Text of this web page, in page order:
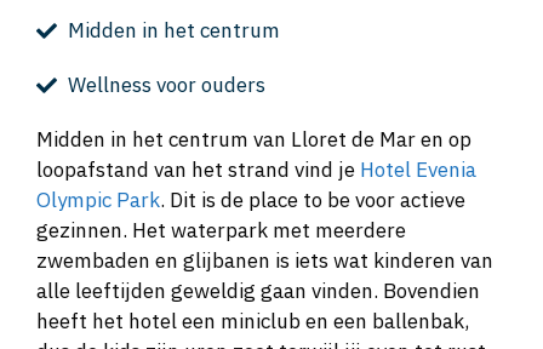
Midden in het centrum
Wellness voor ouders
Midden in het centrum van Lloret de Mar en op
loopafstand van het strand vind je Hotel Evenia
Olympic Park. Dit is de place to be voor actieve
gezinnen. Het waterpark met meerdere
zwembaden en glijbanen is iets wat kinderen van
alle leeftijden geweldig gaan vinden. Bovendien
heeft het hotel een miniclub en een ballenbak,